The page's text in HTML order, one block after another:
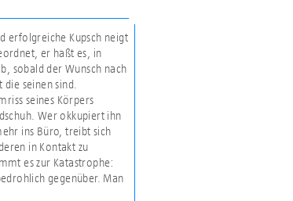
erfolgreiche Kupsch neigt
er haßt es, in
sobald der Wunsch nach
seinen sind.
seines Körpers
Wer okkupiert ihn
ins Büro, treibt sich
in Kontakt zu
es zur Katastrophe:
gegenüber. Man